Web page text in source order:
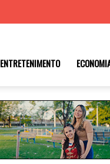
ENTRETENIMENTO